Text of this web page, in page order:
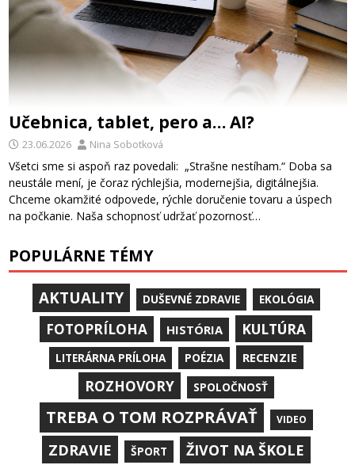
Učebnica, tablet, pero a… AI?
23.06.2026 Nina Sobotková
Všetci sme si aspoň raz povedali: „Strašne nestíham.“ Doba sa
neustále mení, je čoraz rýchlejšia, modernejšia, digitálnejšia.
Chceme okamžité odpovede, rýchle doručenie tovaru a úspech
na počkanie. Naša schopnosť udržať pozornosť…
POPULÁRNE TÉMY
AKTUALITY DUŠEVNÉ ZDRAVIE EKOLÓGIA
FOTOPRÍLOHA HISTÓRIA KULTÚRA
LITERÁRNA PRÍLOHA POÉZIA RECENZIE
ROZHOVORY SPOLOČNOSŤ
TREBA O TOM ROZPRÁVAŤ VIDEO
ZDRAVIE ŠPORT ŽIVOT NA ŠKOLE